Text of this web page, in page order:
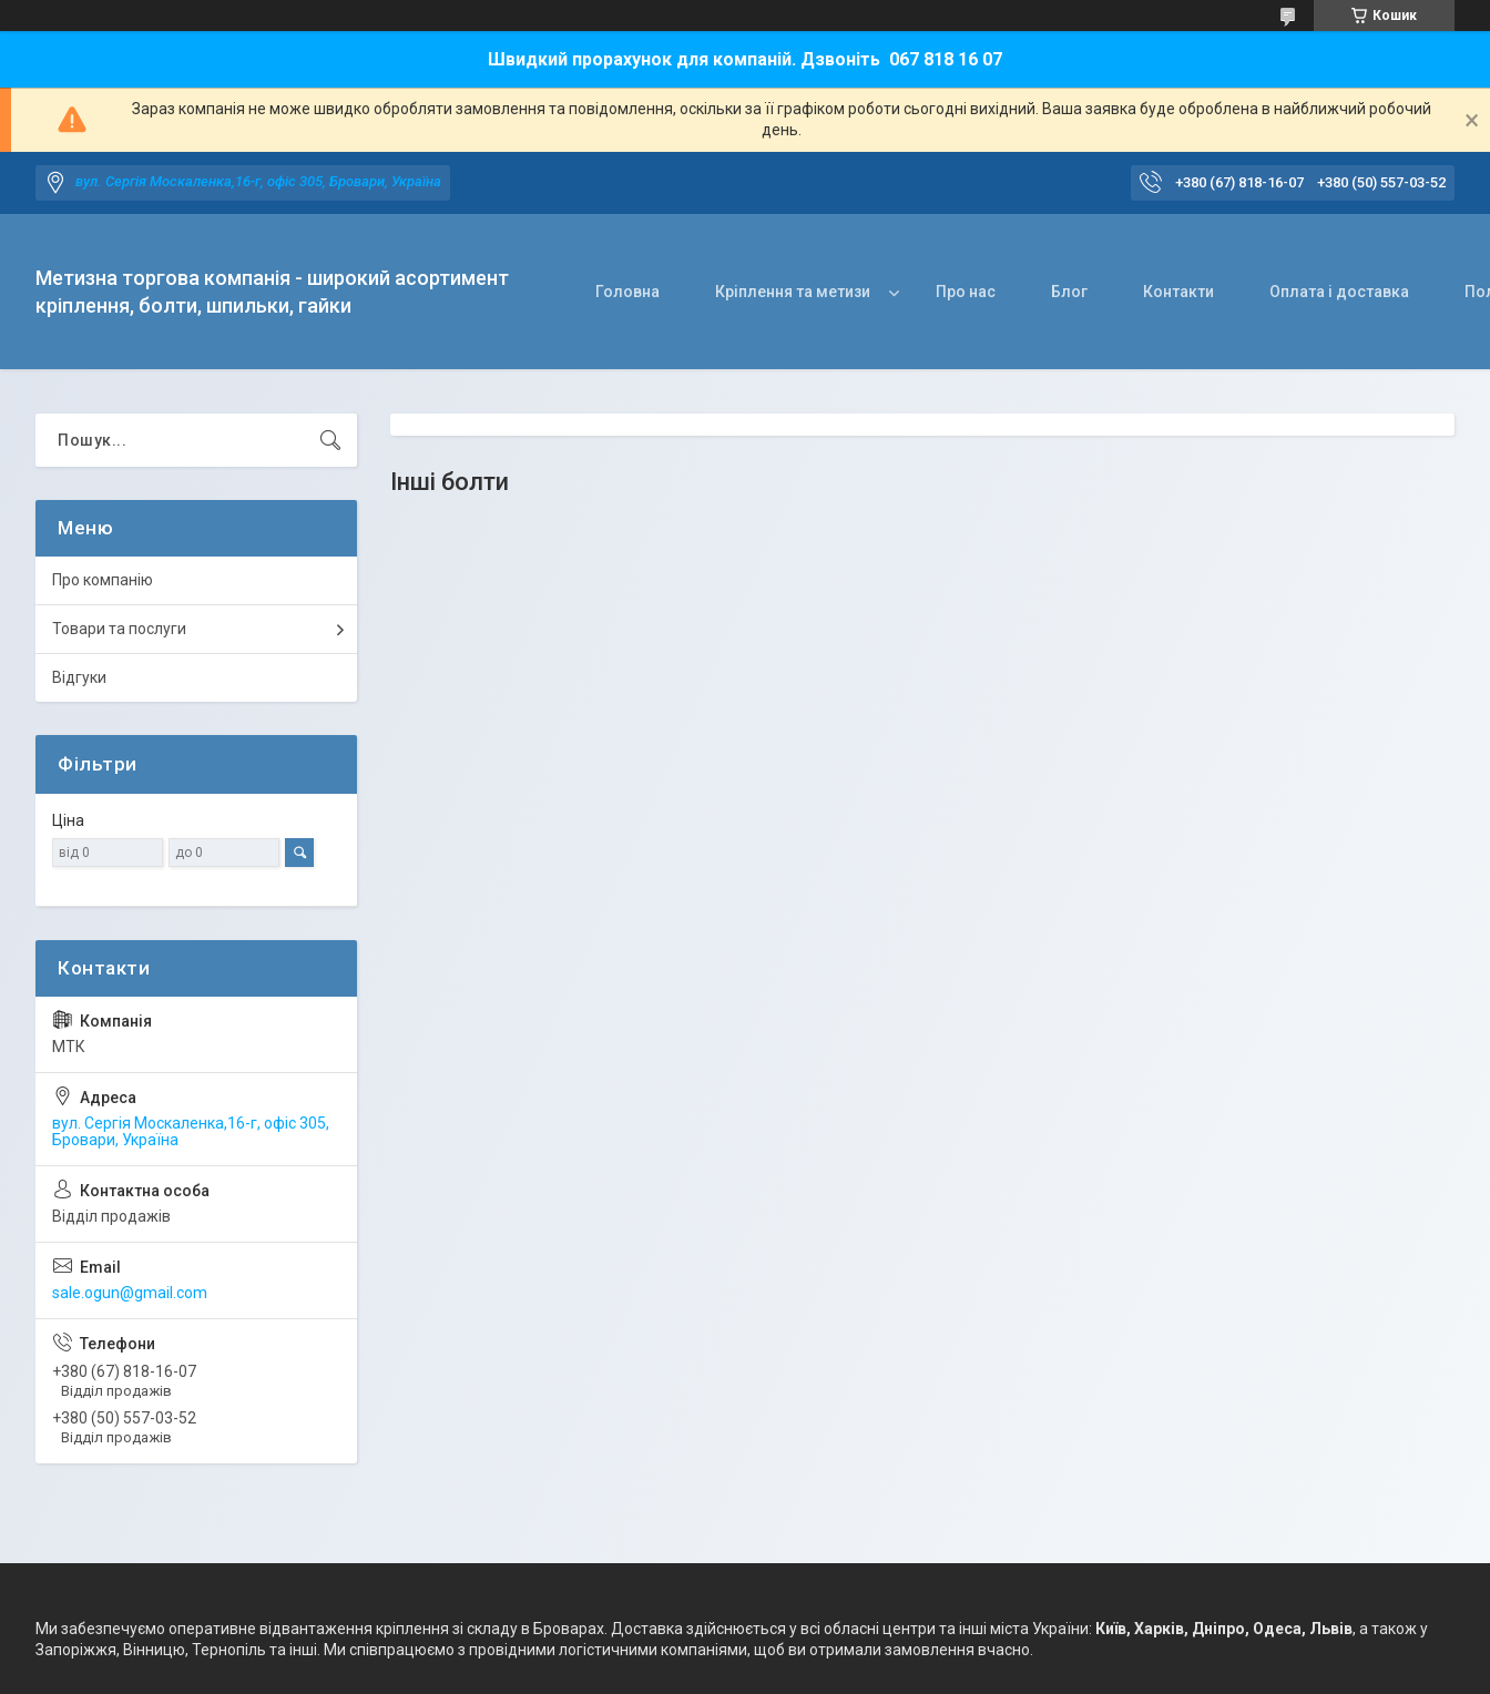
Кошик
Швидкий прорахунок для компаній. Дзвоніть 067 818 16 07
Зараз компанія не може швидко обробляти замовлення та повідомлення, оскільки за її графіком роботи сьогодні вихідний. Ваша заявка буде оброблена в найближчий робочий
день.
вул. Сергія Москаленка,16-г, офіс 305, Бровари, Україна +380 (67) 818-16-07 +380 (50) 557-03-52
Метизна торгова компанія - широкий асортимент
кріплення, болти, шпильки, гайки
Головна Кріплення та метизи Про нас Блог Контакти Оплата і доставка
Інші болти
Про компанію
Товари та послуги
Відгуки
Фільтри
Ціна
МТК
вул. Сергія Москаленка,16-г, офіс 305,
Бровари, Україна
Відділ продажів
sale.ogun@gmail.com
+380 (67) 818-16-07
Відділ продажів
+380 (50) 557-03-52
Відділ продажів
Ми забезпечуємо оперативне відвантаження кріплення зі складу в Броварах. Доставка здійснюється у всі обласні центри та інші міста України: Київ, Харків, Дніпро, Одеса, Львів, а також у
Запоріжжя, Вінницю, Тернопіль та інші. Ми співпрацюємо з провідними логістичними компаніями, щоб ви отримали замовлення вчасно.